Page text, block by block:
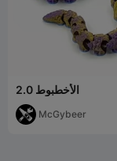
الأخطبوط 2.0
McGybeer